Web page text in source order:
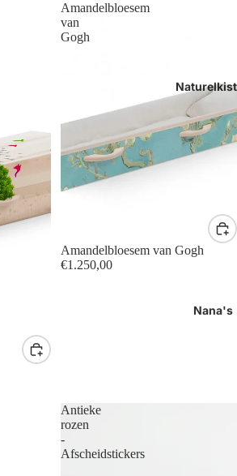
Nana's
Amandelbloesem
van
Gogh
Amandelbloesem van Gogh
€1.250,00
Antieke
rozen
-
Afscheidstickers